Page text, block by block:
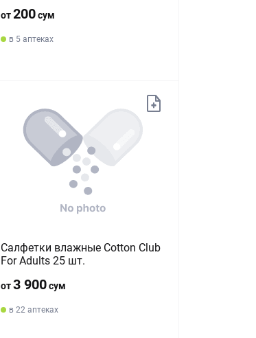
от200сум
в 5 аптеках
Салфетки влажные Cotton Club
For Adults 25 шт.
от3 900сум
в 22 аптеках